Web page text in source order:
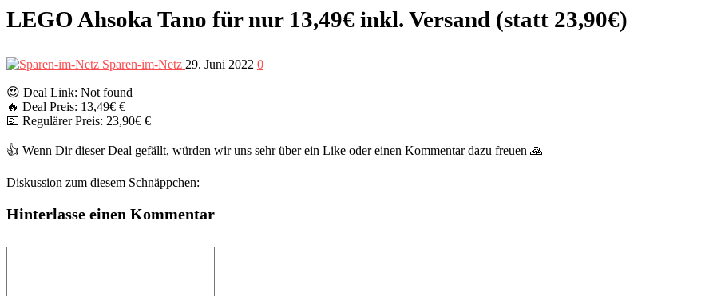
LEGO Ahsoka Tano für nur 13,49€ inkl. Versand (statt 23,90€)
Sparen-im-Netz 29. Juni 2022 0
😍 Deal Link: Not found
🔥 Deal Preis: 13,49€ €
💶 Regulärer Preis: 23,90€ €
👍 Wenn Dir dieser Deal gefällt, würden wir uns sehr über ein Like oder einen Kommentar dazu freuen 🙏
Diskussion zum diesem Schnäppchen:
Hinterlasse einen Kommentar